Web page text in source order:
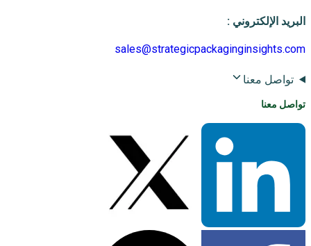
البريد الإلكتروني :
sales@strategicpackaginginsights.com
تواصل معنا
تواصل معنا